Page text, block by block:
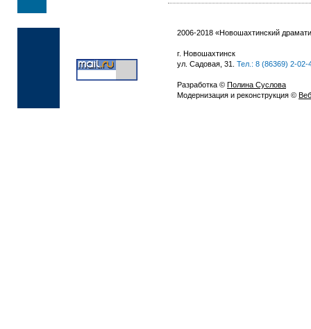
2006-2018 «Новошахтинский
г. Новошахтинск
ул. Садовая, 31. Тел.: 8 (86369) 2-02-
Разработка © Полина Суслова
Модернизация и реконструкция ©